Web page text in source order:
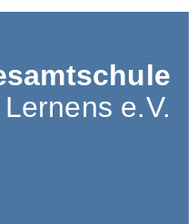
e.V.